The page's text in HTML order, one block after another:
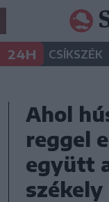
24H CSÍKSZÉK
Ahol
reggel
együtt